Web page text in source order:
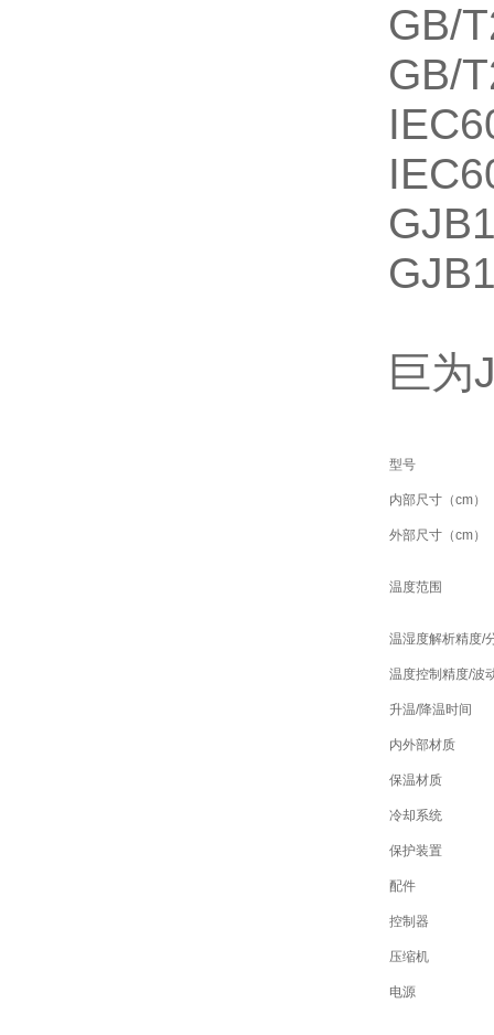
GB/
GB/
巨为
型号
内部尺寸（cm）
外部尺寸（cm）
温度范围
温湿度解析精度/
温度控制精度/波
升温/降温时间
内外部材质
保温材质
冷却系统
保护装置
配件
控制器
压缩机
电源